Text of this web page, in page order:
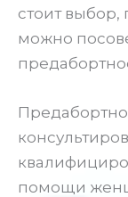
стоит
можно
помощи